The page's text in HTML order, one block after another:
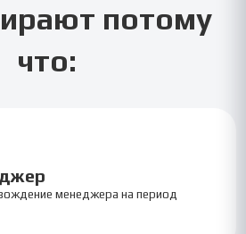
потому
что:
менеджера на период